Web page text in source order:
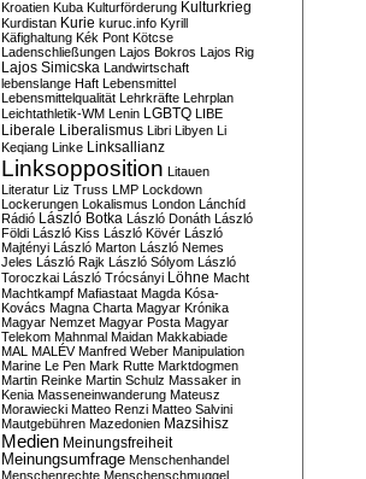
Kroatien Kuba Kulturförderung Kulturkrieg
Kurdistan Kurie kuruc.info Kyrill
Käfighaltung Kék Pont Kötcse
Ladenschließungen Lajos Bokros Lajos Rig
Lajos Simicska Landwirtschaft
lebenslange Haft Lebensmittel
Lebensmittelqualität Lehrkräfte Lehrplan
Leichtathletik-WM Lenin LGBTQ LIBE
Liberale Liberalismus Libri Libyen Li
Keqiang Linke Linksallianz
Linksopposition Litauen
Literatur Liz Truss LMP Lockdown
Lockerungen Lokalismus London Lánchíd
Rádió
László Botka László Donáth László
Földi László Kiss László Kövér László
Majtényi László Marton László Nemes
Jeles László Rajk László Sólyom László
Toroczkai László Trócsányi Löhne Macht
Machtkampf Mafiastaat Magda Kósa-
Kovács Magna Charta Magyar Krónika
Magyar Nemzet Magyar Posta Magyar
Telekom Mahnmal Maidan Makkabiade
MAL MALÉV Manfred Weber Manipulation
Marine Le Pen Mark Rutte Marktdogmen
Martin Reinke Martin Schulz Massaker in
Kenia Masseneinwanderung Mateusz
Morawiecki Matteo Renzi Matteo Salvini
Mautgebühren Mazedonien Mazsihisz
Medien Meinungsfreiheit
Meinungsumfrage Menschenhandel
Menschenrechte Menschenschmuggel